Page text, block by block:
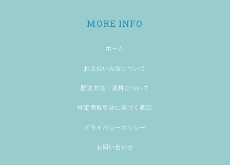
MORE INFO
ホーム
お支払い方法について
配送方法・送料について
特定商取引法に基づく表記
プライバシーポリシー
お問い合わせ